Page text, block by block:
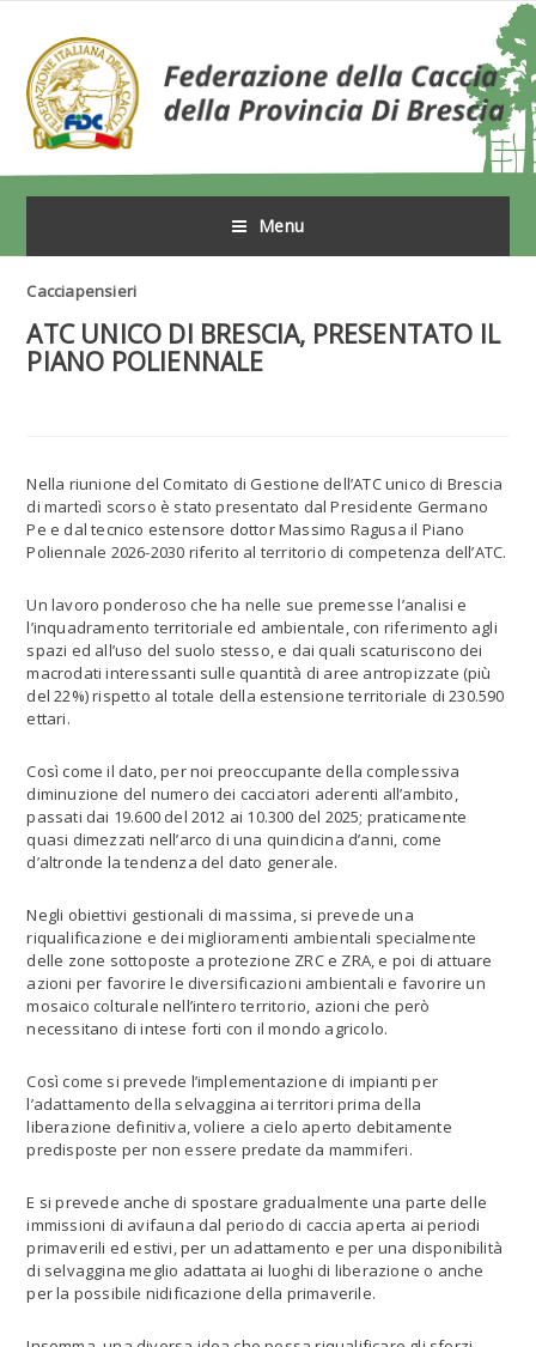
Menu
Cacciapensieri
ATC UNICO DI BRESCIA, PRESENTATO IL
PIANO POLIENNALE
Nella riunione del Comitato di Gestione dell’ATC unico di Brescia
di martedì scorso è stato presentato dal Presidente Germano
Pe e dal tecnico estensore dottor Massimo Ragusa il Piano
Poliennale 2026-2030 riferito al territorio di competenza dell’ATC.
Un lavoro ponderoso che ha nelle sue premesse l’analisi e
l’inquadramento territoriale ed ambientale, con riferimento agli
spazi ed all’uso del suolo stesso, e dai quali scaturiscono dei
macrodati interessanti sulle quantità di aree antropizzate (più
del 22%) rispetto al totale della estensione territoriale di 230.590
ettari.
Così come il dato, per noi preoccupante della complessiva
diminuzione del numero dei cacciatori aderenti all’ambito,
passati dai 19.600 del 2012 ai 10.300 del 2025; praticamente
quasi dimezzati nell’arco di una quindicina d’anni, come
d’altronde la tendenza del dato generale.
Negli obiettivi gestionali di massima, si prevede una
riqualificazione e dei miglioramenti ambientali specialmente
delle zone sottoposte a protezione ZRC e ZRA, e poi di attuare
azioni per favorire le diversificazioni ambientali e favorire un
mosaico colturale nell’intero territorio, azioni che però
necessitano di intese forti con il mondo agricolo.
Così come si prevede l’implementazione di impianti per
l’adattamento della selvaggina ai territori prima della
liberazione definitiva, voliere a cielo aperto debitamente
predisposte per non essere predate da mammiferi.
E si prevede anche di spostare gradualmente una parte delle
immissioni di avifauna dal periodo di caccia aperta ai periodi
primaverili ed estivi, per un adattamento e per una disponibilità
di selvaggina meglio adattata ai luoghi di liberazione o anche
per la possibile nidificazione della primaverile.